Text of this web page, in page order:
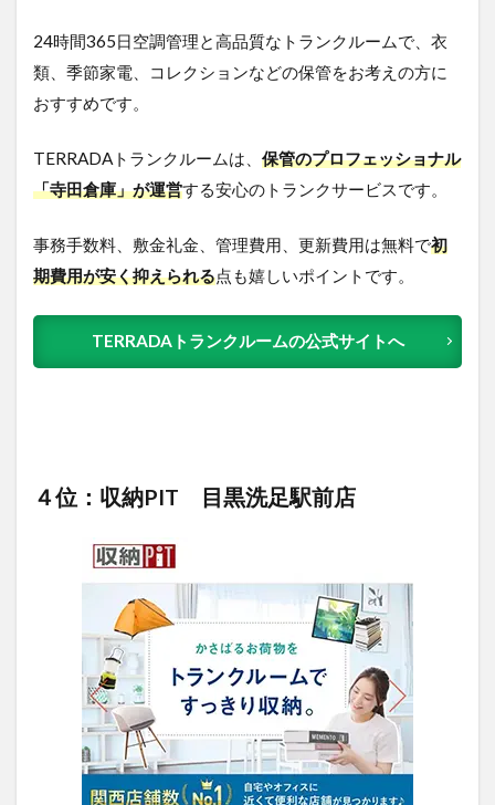
24時間365日空調管理と高品質なトランクルームで、衣
類、季節家電、コレクションなどの保管をお考えの方に
おすすめです。
TERRADAトランクルームは、 保管のプロフェッショナル
「寺田倉庫」が運営する安心のトランクサービスです。
事務手数料、敷金礼金、管理費用、更新費用は無料で初
期費用が安く抑えられる点も嬉しいポイントです。
TERRADAトランクルームの公式サイトへ
４位：収納PIT 目黒洗足駅前店